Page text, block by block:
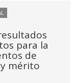
para la
de
mérito